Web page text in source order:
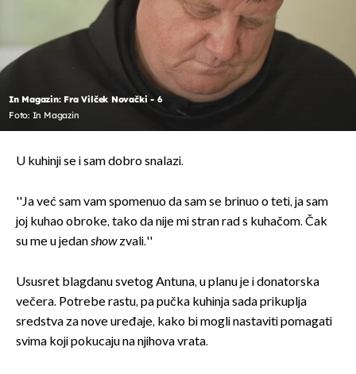
In Magazin: Fra Vilček Novački - 6
Foto: In Magazin
U kuhinji se i sam dobro snalazi.
''Ja već sam vam spomenuo da sam se brinuo o teti, ja sam
joj kuhao obroke, tako da nije mi stran rad s kuhačom. Čak
su me u jedanshowzvali.''
Ususret blagdanu svetog Antuna, u planu je i donatorska
večera. Potrebe rastu, pa pučka kuhinja sada prikuplja
sredstva za nove uređaje, kako bi mogli nastaviti pomagati
svima koji pokucaju na njihova vrata.